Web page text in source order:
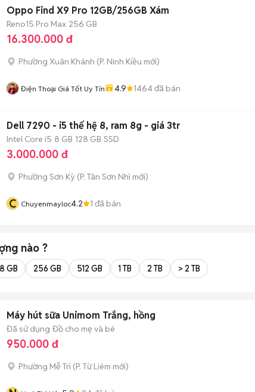
Oppo Find X9 Pro 12GB/256GB Xám
Reno15 Pro Max 256 GB
16.300.000 đ
Phường Xuân Khánh (P. Ninh Kiều mới)
Điện Thoại Giá Tốt Uy Tín 4.9 1464đã bán
Dell 7290 - i5 thế hệ 8, ram 8g - giá 3tr
Intel Core i5 8 GB 128 GB SSD
3.000.000 đ
Phường Sơn Kỳ (P. Tân Sơn Nhì mới)
C Chuyenmayloc4.2 1 đã bán
nào ?
GB 256 GB 512 GB 1 TB 2 TB > 2 TB
Máy hút sữa Unimom Trắng, hồng
Đã sử dụng Đồ cho mẹ và bé
950.000 đ
Phường Mễ Trì (P. Từ Liêm mới)